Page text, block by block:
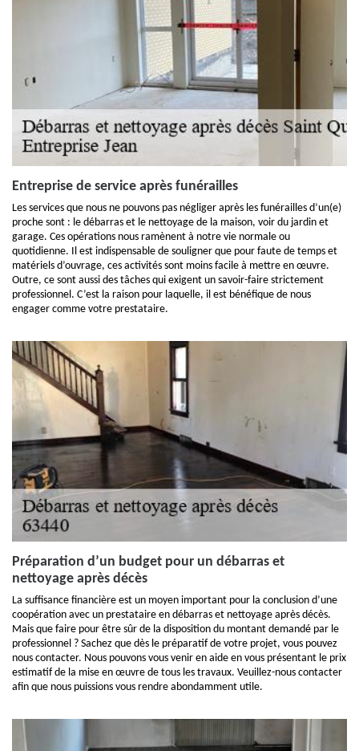
Entreprise de service après funérailles
Les services que nous ne pouvons pas négliger après les funérailles d’un(e)
proche sont : le débarras et le nettoyage de la maison, voir du jardin et
garage. Ces opérations nous ramènent à notre vie normale ou
quotidienne. Il est indispensable de souligner que pour faute de temps et
matériels d’ouvrage, ces activités sont moins facile à mettre en œuvre.
Outre, ce sont aussi des tâches qui exigent un savoir-faire strictement
professionnel. C’est la raison pour laquelle, il est bénéfique de nous
engager comme votre prestataire.
Préparation d’un budget pour un débarras et
nettoyage après décès
La suffisance financière est un moyen important pour la conclusion d’une
coopération avec un prestataire en débarras et nettoyage après décès.
Mais que faire pour être sûr de la disposition du montant demandé par le
professionnel ? Sachez que dès le préparatif de votre projet, vous pouvez
nous contacter. Nous pouvons vous venir en aide en vous présentant le prix
estimatif de la mise en œuvre de tous les travaux. Veuillez-nous contacter
afin que nous puissions vous rendre abondamment utile.